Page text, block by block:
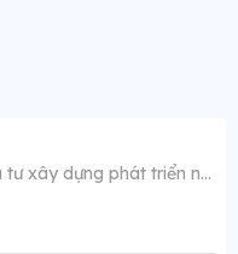
Công ty CP tư vấn và đầu tư xây dựng phát triển nông thôn